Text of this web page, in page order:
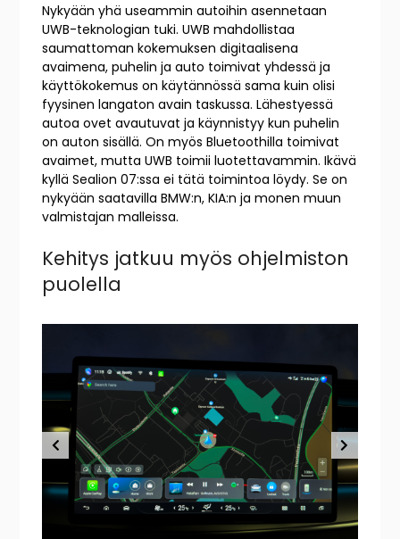
Nykyään yhä useammin autoihin asennetaan
UWB-teknologian tuki. UWB mahdollistaa
saumattoman kokemuksen digitaalisena
avaimena, puhelin ja auto toimivat yhdessä ja
käyttökokemus on käytännössä sama kuin olisi
fyysinen langaton avain taskussa. Lähestyessä
autoa ovet avautuvat ja käynnistyy kun puhelin
on auton sisällä. On myös Bluetoothilla toimivat
avaimet, mutta UWB toimii luotettavammin. Ikävä
kyllä Sealion 07:ssa ei tätä toimintoa löydy. Se on
nykyään saatavilla BMW:n, KIA:n ja monen muun
valmistajan malleissa.
Kehitys jatkuu myös ohjelmiston
puolella